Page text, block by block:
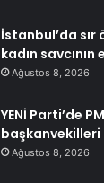
İstanbul’da sır
kadın
Ağustos 8, 2026
YENİ Parti’de
Ağustos 8, 2026